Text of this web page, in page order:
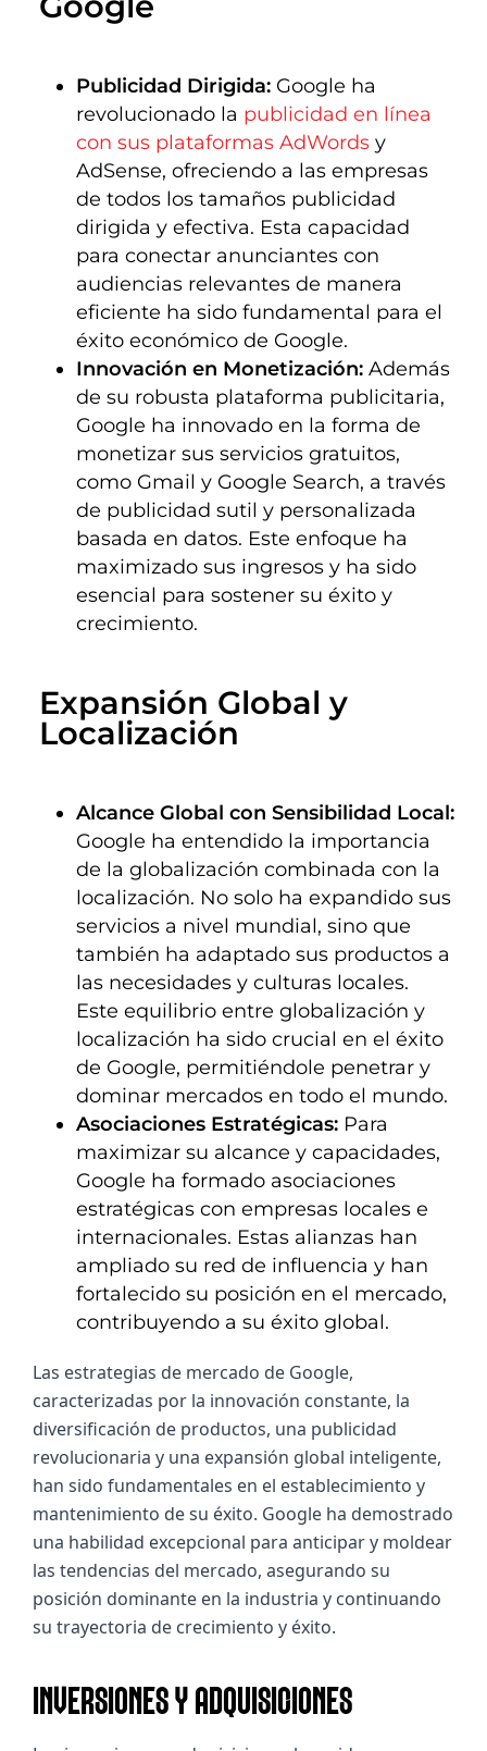
Publicidad Dirigida: Google ha
revolucionado la publicidad en línea
con sus plataformas AdWords y
AdSense, ofreciendo a las empresas
de todos los tamaños publicidad
dirigida y efectiva. Esta capacidad
para conectar anunciantes con
audiencias relevantes de manera
eficiente ha sido fundamental para el
éxito económico de Google.
Innovación en Monetización: Además
de su robusta plataforma publicitaria,
Google ha innovado en la forma de
monetizar sus servicios gratuitos,
como Gmail y Google Search, a través
de publicidad sutil y personalizada
basada en datos. Este enfoque ha
maximizado sus ingresos y ha sido
esencial para sostener su éxito y
crecimiento.
Expansión Global y
Localización
Alcance Global con Sensibilidad Local:
Google ha entendido la importancia
de la globalización combinada con la
localización. No solo ha expandido sus
servicios a nivel mundial, sino que
también ha adaptado sus productos a
las necesidades y culturas locales.
Este equilibrio entre globalización y
localización ha sido crucial en el éxito
de Google, permitiéndole penetrar y
dominar mercados en todo el mundo.
Asociaciones Estratégicas: Para
maximizar su alcance y capacidades,
Google ha formado asociaciones
estratégicas con empresas locales e
internacionales. Estas alianzas han
ampliado su red de influencia y han
fortalecido su posición en el mercado,
contribuyendo a su éxito global.
Las estrategias de mercado de Google,
caracterizadas por la innovación constante, la
diversificación de productos, una publicidad
revolucionaria y una expansión global inteligente,
han sido fundamentales en el establecimiento y
mantenimiento de su éxito. Google ha demostrado
una habilidad excepcional para anticipar y moldear
las tendencias del mercado, asegurando su
posición dominante en la industria y continuando
su trayectoria de crecimiento y éxito.
INVERSIONES Y ADQUISICIONES